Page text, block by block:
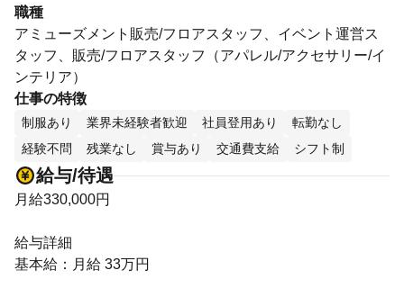
職種
アミューズメント販売/フロアスタッフ、イベント運営ス
タッフ、販売/フロアスタッフ（アパレル/アクセサリー/イ
ンテリア）
仕事の特徴
制服あり 業界未経験者歓迎 社員登用あり
転勤なし
経験不問
残業なし 賞与あり 交通費支給 シフト制
給与/待遇
月給330,000円
給与詳細
基本給：月給 33万円